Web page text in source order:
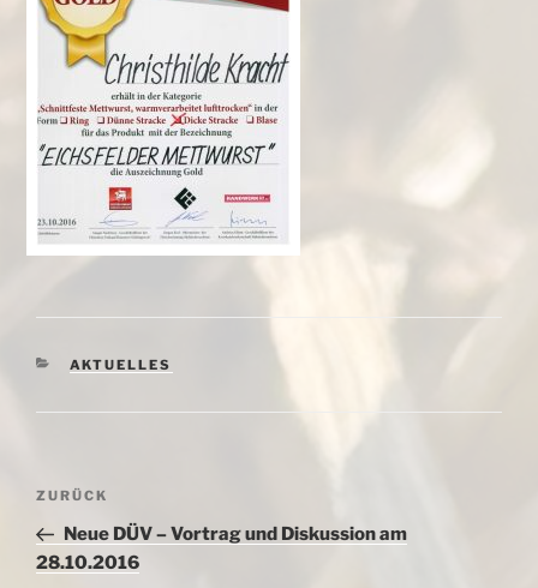
KATEGORIEN
AKTUELLES
Beitragsnavigation
Vorheriger
Beitrag
ZURÜCK
Neue DÜV – Vortrag und Diskussion am
28.10.2016